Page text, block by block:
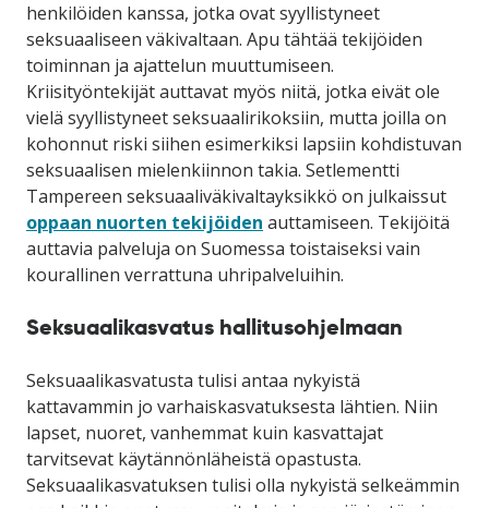
henkilöiden kanssa, jotka ovat syyllistyneet
seksuaaliseen väkivaltaan. Apu tähtää tekijöiden
toiminnan ja ajattelun muuttumiseen.
Kriisityöntekijät auttavat myös niitä, jotka eivät ole
vielä syyllistyneet seksuaalirikoksiin, mutta joilla on
kohonnut riski siihen esimerkiksi lapsiin kohdistuvan
seksuaalisen mielenkiinnon takia. Setlementti
Tampereen seksuaaliväkivaltayksikkö on julkaissut
oppaan nuorten tekijöiden auttamiseen. Tekijöitä
auttavia palveluja on Suomessa toistaiseksi vain
kourallinen verrattuna uhripalveluihin.
Seksuaalikasvatus hallitusohjelmaan
Seksuaalikasvatusta tulisi antaa nykyistä
kattavammin jo varhaiskasvatuksesta lähtien. Niin
lapset, nuoret, vanhemmat kuin kasvattajat
tarvitsevat käytännönläheistä opastusta.
Seksuaalikasvatuksen tulisi olla nykyistä selkeämmin